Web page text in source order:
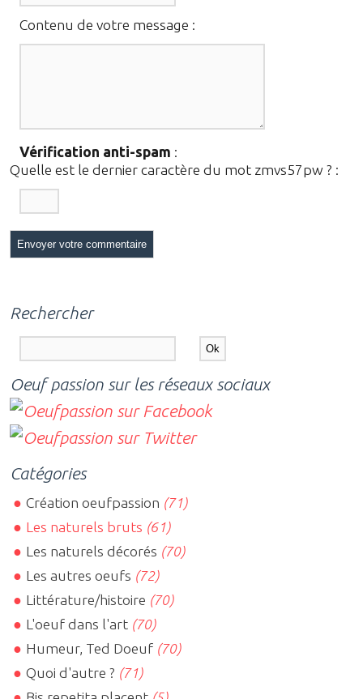
Contenu de votre message :
Vérification anti-spam :
Quelle est le dernier caractère du mot zmvs57pw ? :
Rechercher
Oeuf passion sur les réseaux sociaux
Catégories
Création oeufpassion (71)
Les naturels bruts (61)
Les naturels décorés (70)
Les autres oeufs (72)
Littérature/histoire (70)
L'oeuf dans l'art (70)
Humeur, Ted Doeuf (70)
Quoi d'autre ? (71)